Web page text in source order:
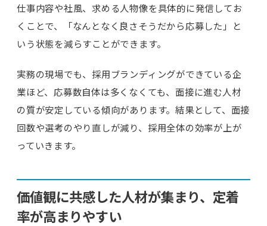
仕事内容や社風、求める人物像を具体的に発信してお
くことで、「なんとなく良さそうだから応募した」と
いう状態を減らすことができます。
実務の現場でも、採用ブランディングができている企
業ほど、応募数自体は多くなくても、面接に進む人材
の質が安定している傾向があります。結果として、面接
回数や選考のやり直しが減り、採用全体の効率が上が
っていきます。
価値観に共感した人材が集まり、定着
率が高まりやすい